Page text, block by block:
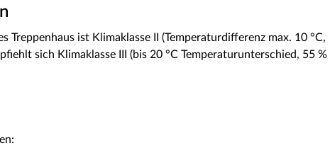
Treppenhaus ist Klimaklasse II (Temperaturdifferenz max. 10 °C,
sich Klimaklasse III (bis 20 °C Temperaturunterschied, 55 %